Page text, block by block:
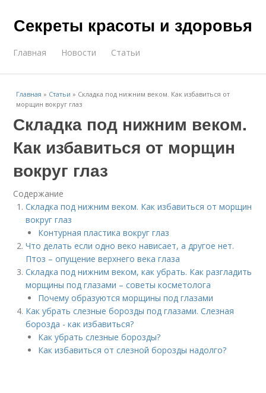
Секреты красоты и здоровья
Главная Новости Статьи
Главная » Статьи » Складка под нижним веком. Как избавиться от
морщин вокруг глаз
Складка под нижним веком.
Как избавиться от морщин
вокруг глаз
Содержание
Складка под нижним веком. Как избавиться от морщин
вокруг глаз
Контурная пластика вокруг глаз
Что делать если одно веко нависает, а другое нет.
Птоз – опущение верхнего века глаза
Складка под нижним веком, как убрать. Как разгладить
морщины под глазами – советы косметолога
Почему образуются морщины под глазами
Как убрать слезные борозды под глазами. Слезная
борозда - как избавиться?
Как убрать слезные борозды?
Как избавиться от слезной борозды надолго?